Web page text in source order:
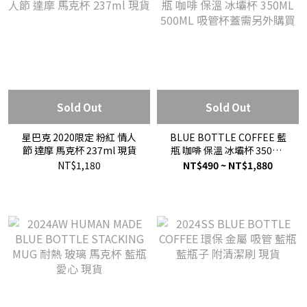
Sold Out
星巴克 2020限定 粉紅 情人
節 達摩 馬克杯 237ml 現貨
NT$1,180
Sold Out
BLUE BOTTLE COFFEE 藍
瓶 咖啡 保溫 冰壩杯 350ML
500ML 吸管杯蓋需另外購買
NT$490 ~ NT$1,880